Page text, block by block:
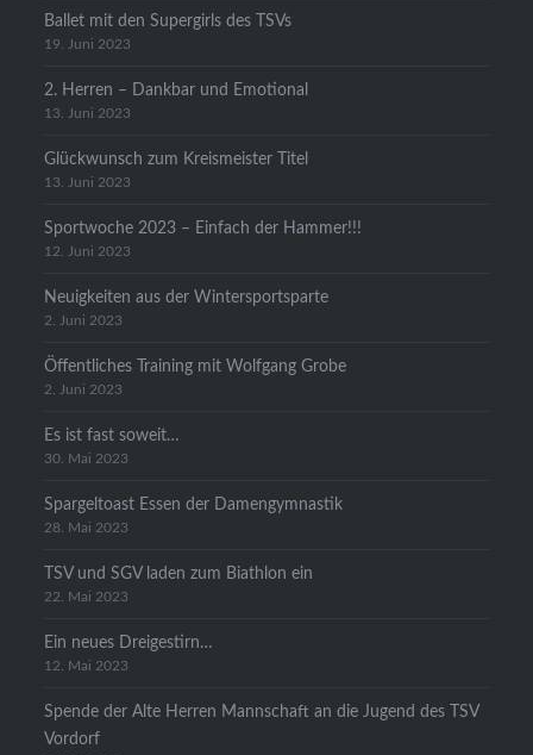
Ballet mit den Supergirls des TSVs
19. Juni 2023
2. Herren – Dankbar und Emotional
13. Juni 2023
Glückwunsch zum Kreismeister Titel
13. Juni 2023
Sportwoche 2023 – Einfach der Hammer!!!
12. Juni 2023
Neuigkeiten aus der Wintersportsparte
2. Juni 2023
Öffentliches Training mit Wolfgang Grobe
2. Juni 2023
Es ist fast soweit…
30. Mai 2023
Spargeltoast Essen der Damengymnastik
28. Mai 2023
TSV und SGV laden zum Biathlon ein
22. Mai 2023
Ein neues Dreigestirn…
12. Mai 2023
Spende der Alte Herren Mannschaft an die Jugend des TSV
Vordorf